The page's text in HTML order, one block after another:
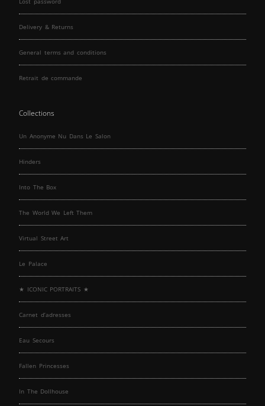
Delivery & Returns
General terms and conditions
Retrait de commande
Collections
Un Anonyme Nu Dans Le Salon
Hinders
Into The Box
The World We Left Them
Virtual Street Art
Le Palace
★ ICONIC PORTRAITS ★
Carnet d’adresses
Eau Secours
Fallen Princesses
In The Dollhouse